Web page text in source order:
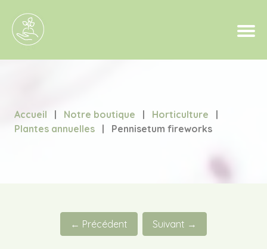
Accueil | Notre boutique | Horticulture
|
Plantes annuelles
| Pennisetum fireworks
← Précédent Suivant →